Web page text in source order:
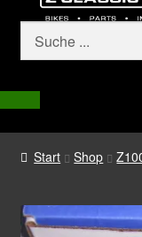
Start Shop